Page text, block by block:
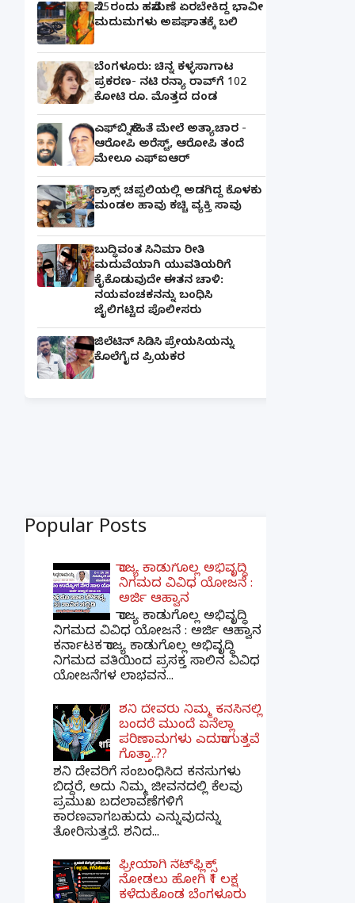
ಸೆ.25ರಂದು ಹಸೆಮಣೆ ಏರಬೇಕಿದ್ದ ಭಾವೀ
ಮದುಮಗಳು ಅಪಘಾತಕ್ಕೆ ಬಲಿ
ಬೆಂಗಳೂರು: ಚಿನ್ನ ಕಳ್ಳಸಾಗಾಟ
ಪ್ರಕರಣ- ನಟಿ ರನ್ಯಾ ರಾವ್‌ಗೆ 102
ಕೋಟಿ ರೂ. ಮೊತ್ತದ ದಂಡ
ಎಫ್‌ಬಿ ಸ್ನೇಹಿತೆ ಮೇಲೆ ಅತ್ಯಾಚಾರ -
ಆರೋಪಿ ಅರೆಸ್ಟ್, ಆರೋಪಿ ತಂದೆ
ಮೇಲೂ ಎಫ್ಐಆರ್
ಕ್ರಾಕ್ಸ್ ಚಪ್ಪಲಿಯಲ್ಲಿ ಅಡಗಿದ್ದ ಕೊಳಕು
ಮಂಡಲ ಹಾವು ಕಚ್ಚಿ ವ್ಯಕ್ತಿ ಸಾವು
ಬುದ್ಧಿವಂತ ಸಿನಿಮಾ ರೀತಿ
ಮದುವೆಯಾಗಿ ಯುವತಿಯರಿಗೆ
ಕೈಕೊಡುವುದೇ ಈತನ ಚಾಳಿ:
ನಯವಂಚಕನನ್ನು ಬಂಧಿಸಿ
ಜೈಲಿಗಟ್ಟಿದ ಪೊಲೀಸರು
ಜಿಲೆಟಿನ್ ಸಿಡಿಸಿ ಪ್ರೇಯಸಿಯನ್ನು
ಕೊಲೆಗೈದ ಪ್ರಿಯಕರ
Popular Posts
ರಾಜ್ಯ ಕಾಡುಗೊಲ್ಲ ಅಭಿವೃದ್ಧಿ
ನಿಗಮದ ವಿವಿಧ ಯೋಜನೆ :
ಅರ್ಜಿ ಆಹ್ವಾನ
ರಾಜ್ಯ ಕಾಡುಗೊಲ್ಲ ಅಭಿವೃದ್ಧಿ
ನಿಗಮದ ವಿವಿಧ ಯೋಜನೆ : ಅರ್ಜಿ ಆಹ್ವಾನ
ಕರ್ನಾಟಕ ರಾಜ್ಯ ಕಾಡುಗೊಲ್ಲ ಅಭಿವೃದ್ಧಿ
ನಿಗಮದ ವತಿಯಿಂದ ಪ್ರಸಕ್ತ ಸಾಲಿನ ವಿವಿಧ
ಯೋಜನೆಗಳ ಲಾಭವನ...
ಶನಿ ದೇವರು ನಿಮ್ಮ ಕನಸಿನಲ್ಲಿ
ಬಂದರೆ ಮುಂದೆ ಏನೆಲ್ಲಾ
ಪರಿಣಾಮಗಳು ಎದುರಾಗುತ್ತವೆ
ಗೊತ್ತಾ..??
ಶನಿ ದೇವರಿಗೆ ಸಂಬಂಧಿಸಿದ ಕನಸುಗಳು
ಬಿದ್ದರೆ, ಅದು ನಿಮ್ಮ ಜೀವನದಲ್ಲಿ ಕೆಲವು
ಪ್ರಮುಖ ಬದಲಾವಣೆಗಳಿಗೆ
ಕಾರಣವಾಗಬಹುದು ಎನ್ನುವುದನ್ನು
ತೋರಿಸುತ್ತದೆ. ಶನಿದ...
ಫ್ರೀಯಾಗಿ ನೆಟ್‌ಫ್ಲಿಕ್ಸ್
ನೋಡಲು ಹೋಗಿ ₹1 ಲಕ್ಷ
ಕಳೆದುಕೊಂಡ ಬೆಂಗಳೂರು